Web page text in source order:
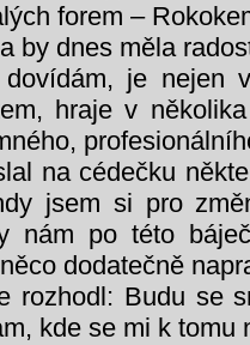
forem –
by dnes měla
je nejen
hraje v
na cédečku
jsem si pro
nám po této
dodatečně
rozhodl: Budu se
kde se mi k tomu